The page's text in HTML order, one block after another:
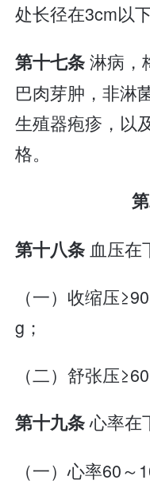
处长径在3cm以下
第十七条淋病，
巴肉芽肿，非淋
生殖器疱疹，以
格。
第十八条 血压在
（一）收缩压
g；
（二）舒张压
第十九条心率在
（一）心率60～